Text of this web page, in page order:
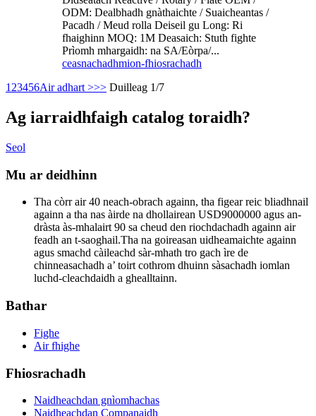
ODM: Dealbhadh gnàthaichte / Suaicheantas /
Pacadh / Meud rolla Deiseil gu Long: Ri
fhaighinn MOQ: 1M Deasaich: Stuth fighte
Prìomh mhargaidh: na SA/Eòrpa/...
ceasnachadhmion-fhiosrachadh
1 23456Air adhart >>> Duilleag 1/7
Ag iarraidhfaigh catalog toraidh?
Seol
Mu ar deidhinn
Tha còrr air 40 neach-obrach againn, tha figear reic bliadhnail
againn a tha nas àirde na dhollairean USD9000000 agus an-
dràsta às-mhalairt 90 sa cheud den riochdachadh againn air
feadh an t-saoghail.Tha na goireasan uidheamaichte againn
agus smachd càileachd sàr-mhath tro gach ìre de
chinneasachadh a’ toirt cothrom dhuinn sàsachadh iomlan
luchd-cleachdaidh a ghealltainn.
Bathar
Fighe
Air fhighe
Fhiosrachadh
Naidheachdan gnìomhachas
Naidheachdan Companaidh